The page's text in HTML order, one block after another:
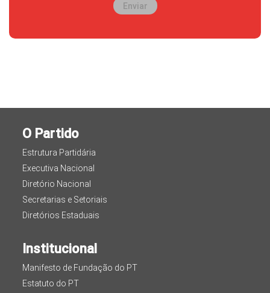
Enviar
O Partido
Estrutura Partidária
Executiva Nacional
Diretório Nacional
Secretarias e Setoriais
Diretórios Estaduais
Institucional
Manifesto de Fundação do PT
Estatuto do PT